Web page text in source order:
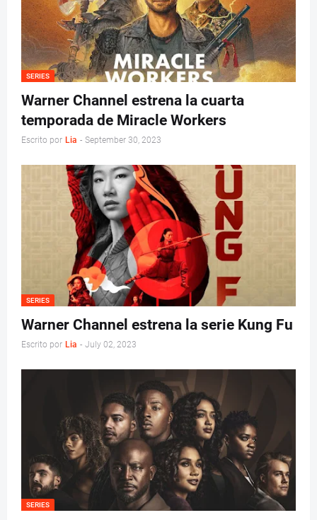
SERIES
Warner Channel estrena la cuarta
temporada de Miracle Workers
Escrito por Lia - September 30, 2023
SERIES
Warner Channel estrena la serie Kung Fu
Escrito por Lia - July 02, 2023
SERIES